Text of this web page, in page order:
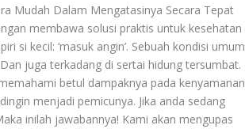
Mudah Dalam Mengatasinya Secara Tepat
membawa solusi praktis untuk kesehatan
si kecil: ‘masuk angin’. Sebuah kondisi umum
juga terkadang di sertai hidung tersumbat.
betul dampaknya pada kenyamanan
menjadi pemicunya. Jika anda sedang
inilah jawabannya! Kami akan mengupas